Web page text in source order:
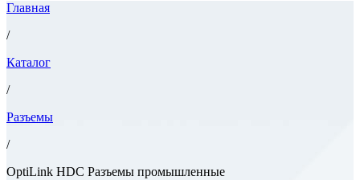
Главная
/
Каталог
/
Разъемы
/
OptiLink HDC Разъемы промышленные